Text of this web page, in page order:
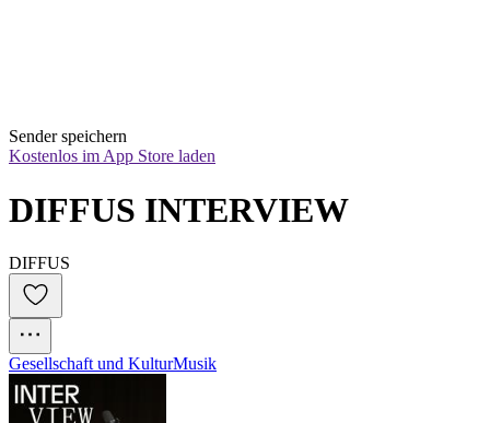
Sender speichern
Kostenlos im App Store laden
DIFFUS INTERVIEW
DIFFUS
Gesellschaft und KulturMusik